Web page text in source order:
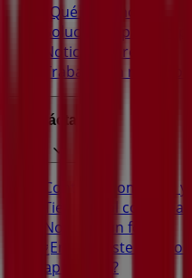
¿Qué hacemos?
Soluciones para
Noticias y prensa
Trabaja con nosotros
Contáctanos
Contacto comercial y
Tienda mal colocada
Notificar un folleto
¿Encontraste un
aplicación?